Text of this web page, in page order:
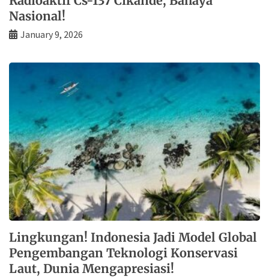
Nasional!
January 9, 2026
Lingkungan! Indonesia Jadi Model Global
Pengembangan Teknologi Konservasi
Laut, Dunia Mengapresiasi!